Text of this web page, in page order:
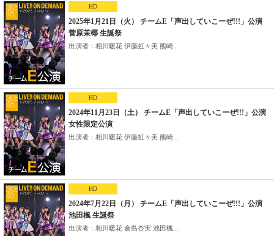
HD
2025年1月21日（火） チームE「声出していこーぜ!!!」公演
菅原茉椰 生誕祭
出演者：相川暖花 伊藤虹々美 熊崎...
HD
2024年11月23日（土） チームE「声出していこーぜ!!!」公演
女性限定公演
出演者：相川暖花 伊藤虹々美 熊崎...
HD
2024年7月22日（月） チームE「声出していこーぜ!!!」公演
池田楓 生誕祭
出演者：相川暖花 倉島杏実 池田楓...